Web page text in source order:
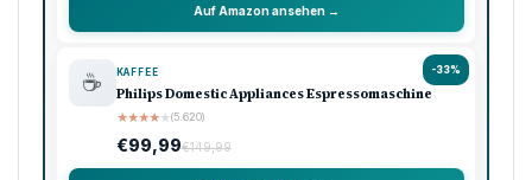
Auf Amazon ansehen →
-33%
☕ KAFFEE
Philips Domestic Appliances Espressomaschine
★★★★★(5.620)
€99,99€149,99